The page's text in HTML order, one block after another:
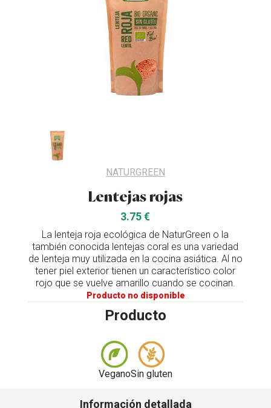
NATURGREEN
Lentejas rojas
3.75 €
La lenteja roja ecológica de NaturGreen o la
también conocida lentejas coral es una variedad
de lenteja muy utilizada en la cocina asiática. Al no
tener piel exterior tienen un característico color
rojo que se vuelve amarillo cuando se cocinan.
Producto no disponible
Producto
VeganoSin gluten
Información detallada